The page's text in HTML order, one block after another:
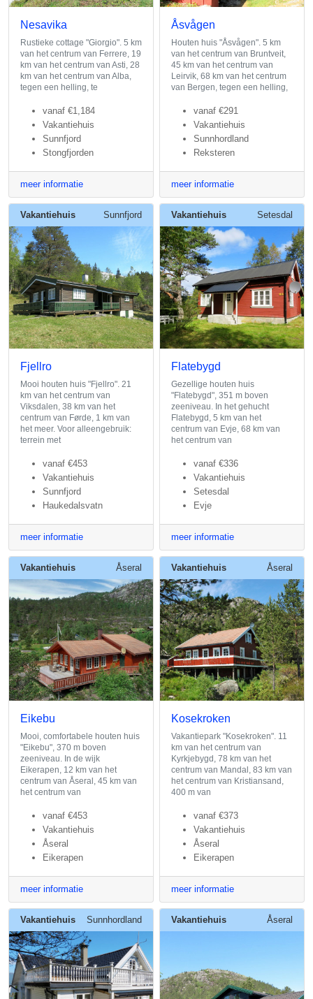
Nesavika
Rustieke cottage "Giorgio". 5 km
van het centrum van Ferrere, 19
km van het centrum van Asti, 28
km van het centrum van Alba,
tegen een helling, te
vanaf €1,184
Vakantiehuis
Sunnfjord
Stongfjorden
meer informatie
Åsvågen
Houten huis "Åsvågen". 5 km
van het centrum van Bruntveit,
45 km van het centrum van
Leirvik, 68 km van het centrum
van Bergen, tegen een helling,
vanaf €291
Vakantiehuis
Sunnhordland
Reksteren
meer informatie
Vakantiehuis Sunnfjord
Fjellro
Mooi houten huis "Fjellro". 21
km van het centrum van
Viksdalen, 38 km van het
centrum van Førde, 1 km van
het meer. Voor alleengebruik:
terrein met
vanaf €453
Vakantiehuis
Sunnfjord
Haukedalsvatn
meer informatie
Vakantiehuis Setesdal
Flatebygd
Gezellige houten huis
"Flatebygd", 351 m boven
zeeniveau. In het gehucht
Flatebygd, 5 km van het
centrum van Evje, 68 km van
het centrum van
vanaf €336
Vakantiehuis
Setesdal
Evje
meer informatie
Vakantiehuis Åseral
Eikebu
Mooi, comfortabele houten huis
"Eikebu", 370 m boven
zeeniveau. In de wijk
Eikerapen, 12 km van het
centrum van Åseral, 45 km van
het centrum van
vanaf €453
Vakantiehuis
Åseral
Eikerapen
meer informatie
Vakantiehuis Åseral
Kosekroken
Vakantiepark "Kosekroken". 11
km van het centrum van
Kyrkjebygd, 78 km van het
centrum van Mandal, 83 km van
het centrum van Kristiansand,
400 m van
vanaf €373
Vakantiehuis
Åseral
Eikerapen
meer informatie
Vakantiehuis Sunnhordland Vakantiehuis Åseral